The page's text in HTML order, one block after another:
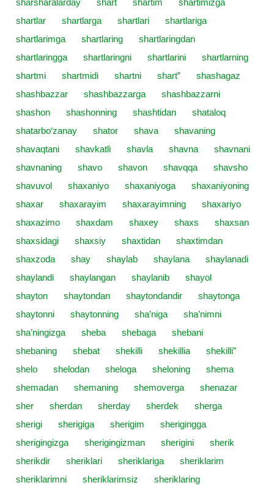
sharsharalarday shart shartim
shartimizga
shartlar
shartlarga shartlari
shartlariga
shartlarimga
shartlaring
shartlaringdan
shartlaringga
shartlaringni shartlarini
shartlarning
shartmi
shartmidi shartni shart”
shashagaz
shashbazzar
shashbazzarga
shashbazzarni
shashon
shashonning shashtidan
shataloq
shatarbo‘zanay
shator shava
shavaning
shavaqtani
shavkatli shavla shavna
shavnani
shavnaning
shavo shavon shavqqa
shavsho
shavuvol
shaxaniyo shaxaniyoga
shaxaniyoning
shaxar
shaxarayim shaxarayimning
shaxariyo
shaxazimo
shaxdam shaxey shaxs
shaxsan
shaxsidagi
shaxsiy shaxtidan
shaxtimdan
shaxzoda
shay shaylab shaylana
shaylanadi
shaylandi
shaylangan shaylanib
shayol
shayton
shaytondan shaytondandir
shaytonga
shaytonni
shaytonning sha’niga
sha’nimni
sha’ningizga
sheba shebaga
shebani
shebaning
shebat shekilli shekillia
shekilli”
shelo
shelodan sheloga sheloning
shema
shemadan
shemaning shemoverga
shenazar
sher
sherdan sherday sherdek
sherga
sherigi
sherigiga sherigim
sherigingga
sherigingizga
sherigingizman sherigini
sherik
sherikdir
sheriklari sheriklariga
sheriklarim
sheriklarimni
sheriklarimsiz
sheriklaring